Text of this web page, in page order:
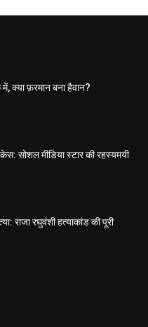
क्या फ़रमान बना हैवान?
सोशल मीडिया स्टार की रहस्यमयी
राजा रघुवंशी हत्याकांड की पूरी